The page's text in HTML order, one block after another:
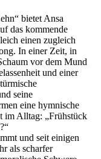
bietet Ansa
das kommende
einen zugleich
In einer Zeit, in
vor dem Mund
und einer
seine
eine hymnische
im Alltag: „Frühstück
und seit einigen
als scharfer